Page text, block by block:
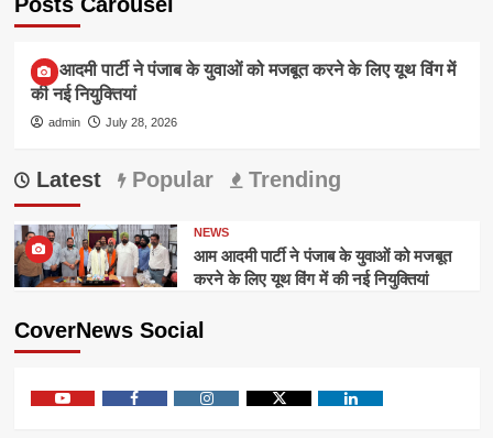
NEWS
आम आदमी पार्टी ने पंजाब के युवाओं को मजबूत करने के लिए यूथ विंग में
की नई नियुक्तियां
admin July 28, 2026
Latest Popular Trending
NEWS
आम आदमी पार्टी ने पंजाब के युवाओं को मजबूत
करने के लिए यूथ विंग में की नई नियुक्तियां
CoverNews Social